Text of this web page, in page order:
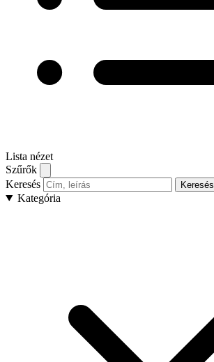
Lista nézet
Szűrők
Keresés
Keresés
Kategória